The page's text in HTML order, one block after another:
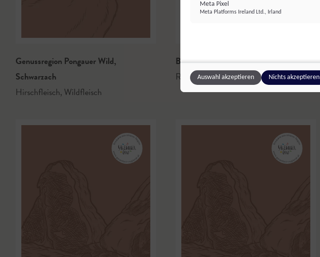
Genussregion Pongauer Wild,
Schwarzach
Hirschfleisch, Wildfleisch
Bauernhof Sonnenhuab,St. Veit
Rindfleisch,Rindfleisch
Meta Pixel
Meta Platforms Ireland Ltd., Irland
Auswahl akzeptieren Nichts akzeptieren